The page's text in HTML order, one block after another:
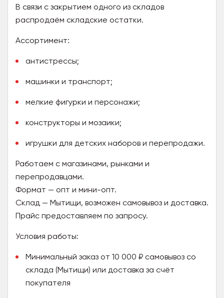
В связи с закрытием одного из складов
распродаём складские остатки.
Ассортимент:
антистрессы;
машинки и транспорт;
мелкие фигурки и персонажи;
конструкторы и мозаики;
игрушки для детских наборов и перепродажи.
Работаем с магазинами, рынками и
перепродавцами.
Формат — опт и мини-опт.
Склад — Мытищи, возможен самовывоз и доставка.
Прайс предоставляем по запросу.
Условия работы:
Минимальный заказ от 10 000 ₽ самовывоз со
склада (Мытищи) или доставка за счёт
покупателя